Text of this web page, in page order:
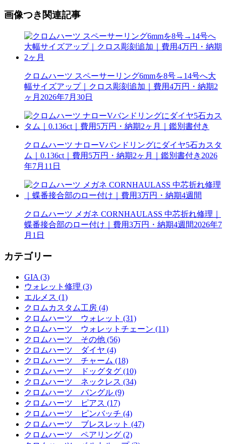
画像つき関連記事
クロムハーツ スペーサーリング6mmを8号→14号へ大
幅サイズアップ｜クロス彫刻追加｜費用4万円・納期2
ヶ月 2026年7月30日
クロムハーツ ナローVバンドリングにダイヤ5石カスタ
ム｜0.136ct｜費用5万円・納期2ヶ月｜鑑別書付き 2026
年7月11日
クロムハーツ メガネ CORNHAULASS 中芯折れ修理｜
蝶番接合部のロー付け｜費用3万円・納期4週間2026年7
月1日
カテゴリー
GIA (3)
ウォレット修理 (3)
エルメス (1)
クロムカスタム工房 (4)
クロムハーツ ウォレット (31)
クロムハーツ ウォレットチェーン (11)
クロムハーツ その他 (56)
クロムハーツ ダイヤ (4)
クロムハーツ チャーム (18)
クロムハーツ ドッグタグ (10)
クロムハーツ ネックレス (34)
クロムハーツ バングル (9)
クロムハーツ ピアス (17)
クロムハーツ ピンバッチ (4)
クロムハーツ ブレスレット (47)
クロムハーツ ペアリング (2)